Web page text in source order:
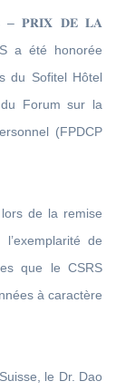
– 𝐏𝐑𝐈𝐗 𝐃𝐄 𝐋𝐀
a été honorée
du Sofitel Hôtel
Forum sur la
(FPDCP
de la remise
de
que le CSRS
à caractère
le Dr. Dao